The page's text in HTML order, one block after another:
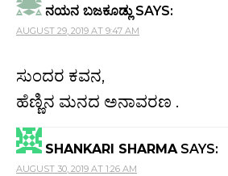
ನಯನ ಬಜಕೂಡ್ಲು SAYS:
AUGUST 29, 2019 AT 9:47 AM
ಸುಂದರ ಕವನ,
ಹೆಣ್ಣಿನ ಮನದ ಅನಾವರಣ .
SHANKARI SHARMA SAYS:
AUGUST 30, 2019 AT 1:26 AM